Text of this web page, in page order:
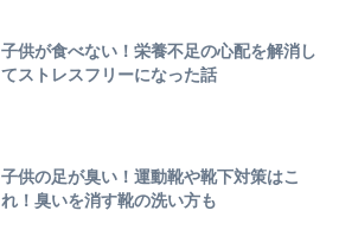
子供が食べない！栄養不足の心配を解消し
てストレスフリーになった話
子供の足が臭い！運動靴や靴下対策はこ
れ！臭いを消す靴の洗い方も